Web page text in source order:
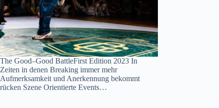
The Good–Good BattleFirst Edition 2023 In
Zeiten in denen Breaking immer mehr
Aufmerksamkeit und Anerkennung bekommt
rücken Szene Orientierte Events…